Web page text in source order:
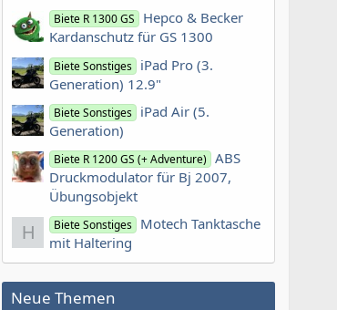
Biete R 1300 GS
Hepco & Becker
Kardanschutz für GS 1300
Biete Sonstiges iPad Pro (3.
Generation) 12.9"
Biete Sonstiges iPad Air (5.
Generation)
Biete R 1200 GS (+ Adventure) ABS
Druckmodulator für Bj 2007,
Übungsobjekt
H Biete Sonstiges Motech Tanktasche
mit Haltering
Neue Themen